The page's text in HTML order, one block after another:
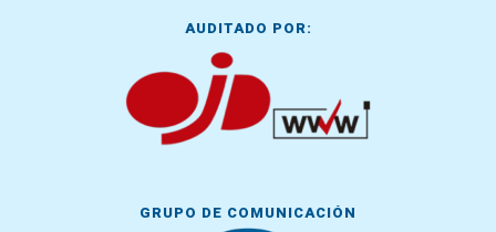
AUDITADO POR:
GRUPO DE COMUNICACIÓN